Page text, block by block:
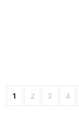
1 2 3 4